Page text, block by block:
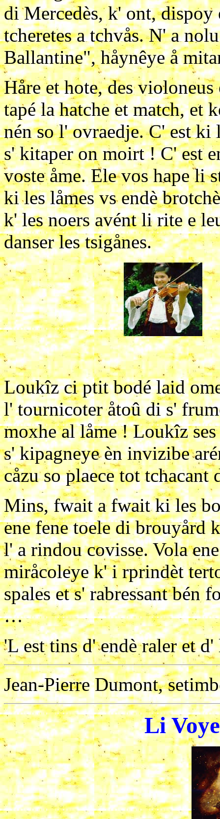
di Mercedès, k' ont, dispoy
tcheretes a tchvås. N' a
Ballantine", håynêye å
Håre et hote, des
tapé la hatche et match, et
nén so l' ovraedje. C' est
s' kitaper on moirt ! C' est
voste åme. Ele vos hape li
ki les låmes vs endè
k' les noers avént li rite e
danser les tsigånes.
Loukîz ci ptit bodé laid
l' tournicoter åtoû di s'
moxhe al låme ! Loukîz
s' kipagneye èn invizibe
cåzu so plaece tot tchacant
Mins, fwait a fwait ki les
ene fene toele di brouyård
l' a rindou covisse. Vola
miråcoleye k' i rprindèt
spales et s' rabressant bén
…
'L est tins d' endè raler et
Jean-Pierre Dumont,
Li